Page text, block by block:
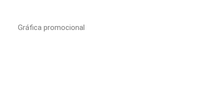
Gráfica promocional